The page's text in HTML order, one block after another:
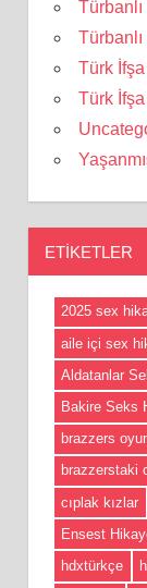
Türk İfşa
Türk
ETIKETLER
2025 sex
aile içi sex
Aldatanlar
Bakire Seks
brazzers
brazzerstaki
cıplak kızlar
Ensest
hdxtürkçe